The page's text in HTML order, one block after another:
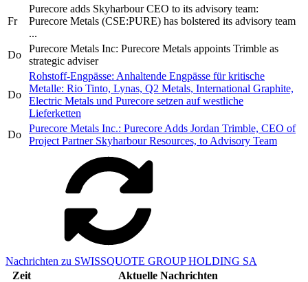
Fr
Purecore adds Skyharbour CEO to its advisory team:
Purecore Metals (CSE:PURE) has bolstered its advisory team
...
Do
Purecore Metals Inc: Purecore Metals appoints Trimble as
strategic adviser
Do
Rohstoff-Engpässe: Anhaltende Engpässe für kritische
Metalle: Rio Tinto, Lynas, Q2 Metals, International Graphite,
Electric Metals und Purecore setzen auf westliche
Lieferketten
Do
Purecore Metals Inc.: Purecore Adds Jordan Trimble, CEO of
Project Partner Skyharbour Resources, to Advisory Team
Nachrichten zu SWISSQUOTE GROUP HOLDING SA
Zeit
Aktuelle Nachrichten